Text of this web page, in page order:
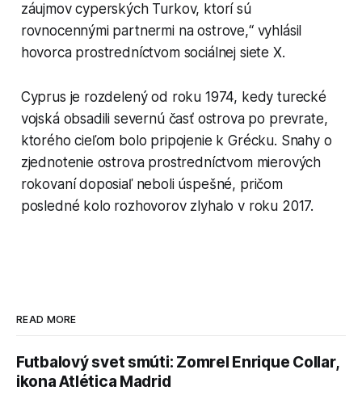
záujmov cyperských Turkov, ktorí sú
rovnocennými partnermi na ostrove,“ vyhlásil
hovorca prostredníctvom sociálnej siete X.
Cyprus je rozdelený od roku 1974, kedy turecké
vojská obsadili severnú časť ostrova po prevrate,
ktorého cieľom bolo pripojenie k Grécku. Snahy o
zjednotenie ostrova prostredníctvom mierových
rokovaní doposiaľ neboli úspešné, pričom
posledné kolo rozhovorov zlyhalo v roku 2017.
READ MORE
Futbalový svet smúti: Zomrel Enrique Collar,
ikona Atlética Madrid